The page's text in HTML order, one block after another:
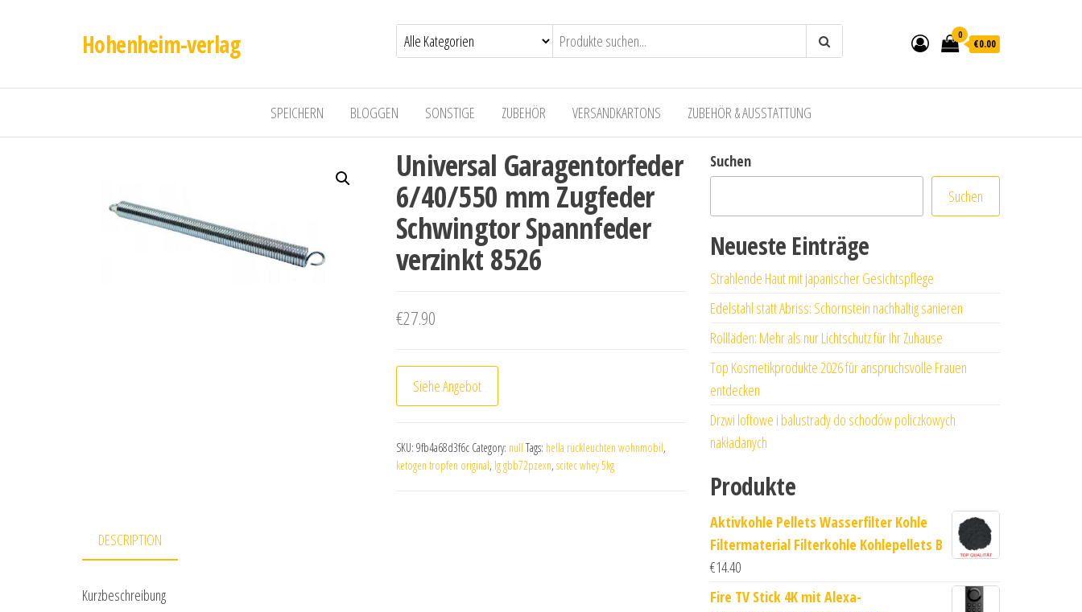
Hohenheim-verlag 0
€0.00
SPEICHERN BLOGGEN SONSTIGE ZUBEHÖR VERSANDKARTONS ZUBEHÖR & AUSSTATTUNG
Universal Garagentorfeder
6/40/550 mm Zugfeder
Schwingtor Spannfeder
verzinkt 8526
€27.90
Siehe Angebot
SKU: 9fb4a68d3f6c Category: null Tags: hella rückleuchten wohnmobil,
ketogen tropfen original, lg gbb72pzexn, scitec whey 5kg
DESCRIPTION
Kurzbeschreibung
Suchen
Suchen
Neueste Einträge
Strahlende Haut mit japanischer Gesichtspflege
Edelstahl statt Abriss: Schornstein nachhaltig sanieren
Rollläden: Mehr als nur Lichtschutz für Ihr Zuhause
Top Kosmetikprodukte 2026 für anspruchsvolle Frauen
entdecken
Drzwi loftowe i balustrady do schodów policzkowych
nakładanych
Produkte
Aktivkohle Pellets Wasserfilter Kohle
Filtermaterial Filterkohle Kohlepellets B
€14.40
Fire TV Stick 4K mit Alexa-